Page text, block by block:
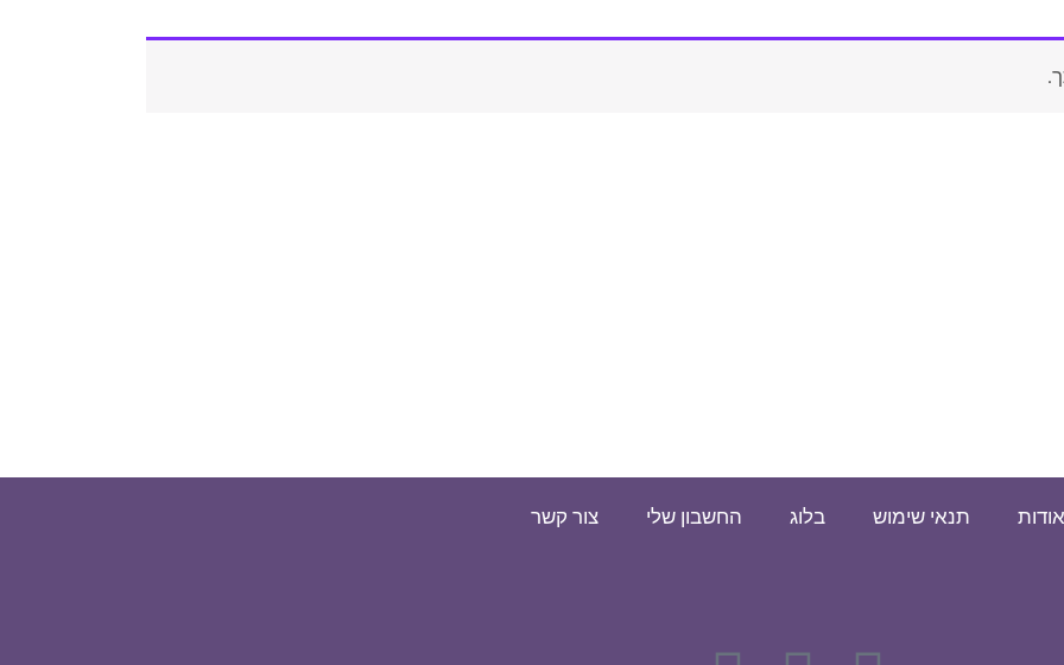
אודות תנאי שימוש בלוג החשבון שלי צור קשר